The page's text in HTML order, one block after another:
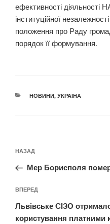
ефективності діяльності
інституційної
положення про Раду
порядок її формування.
КАТЕГОРІЇ
НОВИНИ, УКРАЇНА
записів
Попередній
запис:
НАЗАД
Мер Борисполя
Наступний
запис
ВПЕРЕД
Львівське СІЗО
користування платними